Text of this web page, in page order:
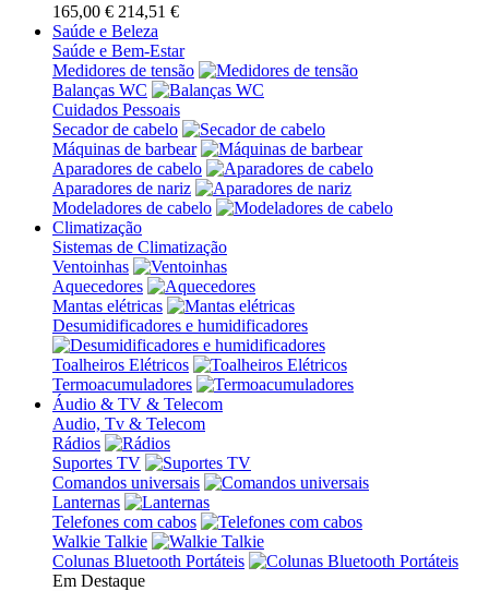
165,00 € 214,51 €
Saúde e Beleza
Saúde e Bem-Estar
Medidores de tensão
Balanças WC
Cuidados Pessoais
Secador de cabelo
Máquinas de barbear
Aparadores de cabelo
Aparadores de nariz
Modeladores de cabelo
Climatização
Sistemas de Climatização
Ventoinhas
Aquecedores
Mantas elétricas
Desumidificadores e humidificadores
Toalheiros Elétricos
Termoacumuladores
Áudio & TV & Telecom
Audio, Tv & Telecom
Rádios
Suportes TV
Comandos universais
Lanternas
Telefones com cabos
Walkie Talkie
Colunas Bluetooth Portáteis
Em Destaque